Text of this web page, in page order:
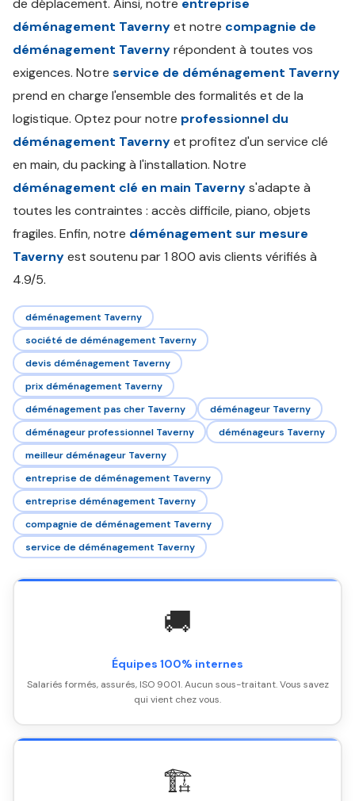
de déplacement. Ainsi, notre entreprise
déménagement Tavernyet notre compagnie de
déménagement Tavernyrépondent à toutes vos
exigences. Notre service de déménagement Taverny
prend en charge l'ensemble des formalités et de la
logistique. Optez pour notre professionnel du
déménagement Tavernyet profitez d'un service clé
en main, du packing à l'installation. Notre
déménagement clé en main Tavernys'adapte à
toutes les contraintes : accès difficile, piano, objets
fragiles. Enfin, notre déménagement sur mesure
Tavernyest soutenu par 1 800 avis clients vérifiés à
4.9/5.
déménagement Taverny
société de déménagement Taverny
devis déménagement Taverny
prix déménagement Taverny
déménagement pas cher Taverny
déménageur Taverny
déménageur professionnel Taverny
déménageurs Taverny
meilleur déménageur Taverny
entreprise de déménagement Taverny
entreprise déménagement Taverny
compagnie de déménagement Taverny
service de déménagement Taverny
🚚
Équipes 100% internes
Salariés formés, assurés, ISO 9001. Aucun sous-traitant. Vous savez
qui vient chez vous.
🏗️